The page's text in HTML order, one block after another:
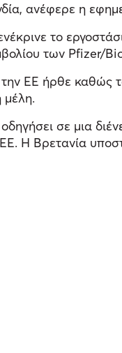
ανέφερε η
το
των Pfizer/
ΕΕ ήρθε καθώς
μέλη.
σε μια
Βρετανία